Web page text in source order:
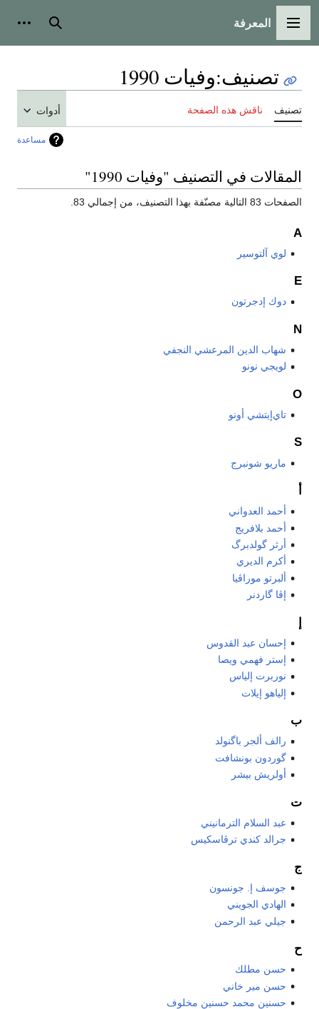
القائمة الرئيسية
المعرفة بحث
تصنيف:وفيات 1990
تصنيف ناقش هذه الصفحة أدوات
مساعدة
المقالات في التصنيف "وفيات 1990"
الصفحات 83 التالية مصنّفة بهذا التصنيف، من إجمالي 83.
A
لوي آلتوسير
E
دوك إدجرتون
N
شهاب الدين المرعشي النجفي
لويجي نونو
O
تاي‌إيتشي أونو
S
ماريو شونبرج
أحمد العدواني
أحمد بلافريج
أرثر گولدبرگ
أكرم الديري
ألبرتو موراڤيا
إڤا گاردنر
إحسان عبد القدوس
إستر فهمي ويصا
نوربرت إلياس
إلياهو إيلات
ب
رالف ألجر باگنولد
گوردون بونشافت
أولريش بيشر
ت
عبد السلام الترمانيني
جرالد كندي ترڤاسكيس
ج
جوسف إ. جونسون
الهادي الجويني
جيلي عبد الرحمن
ح
حسن مطلك
حسن مير خاني
حسنين محمد حسنين مخلوف